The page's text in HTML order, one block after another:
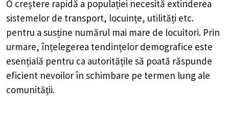
O creștere rapidă a populației necesită extinderea
sistemelor de transport, locuințe, utilități etc.
pentru a susține numărul mai mare de locuitori. Prin
urmare, înțelegerea tendințelor demografice este
esențială pentru ca autoritățile să poată răspunde
eficient nevoilor în schimbare pe termen lung ale
comunității.